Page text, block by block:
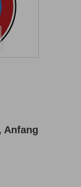
Anfang